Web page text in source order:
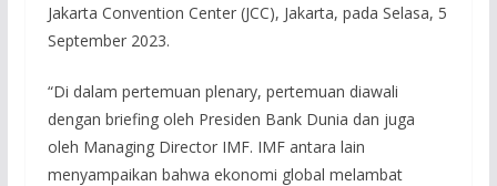
Jakarta Convention Center (JCC), Jakarta, pada Selasa, 5
September 2023.
“Di dalam pertemuan plenary, pertemuan diawali
dengan briefing oleh Presiden Bank Dunia dan juga
oleh Managing Director IMF. IMF antara lain
menyampaikan bahwa ekonomi global melambat